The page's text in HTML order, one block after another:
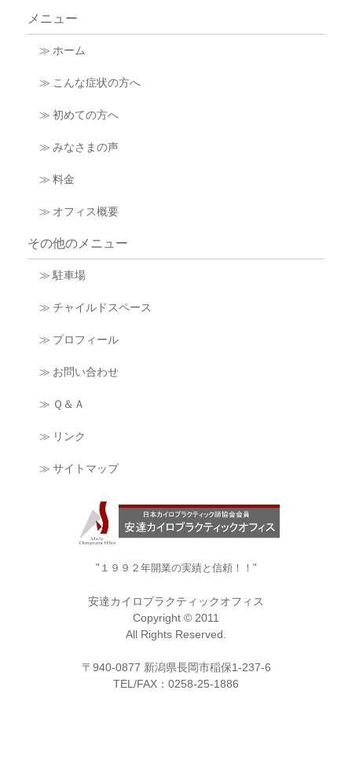
メニュー
≫ ホーム
≫ こんな症状の方へ
≫ 初めての方へ
≫ みなさまの声
≫ 料金
≫ オフィス概要
その他のメニュー
≫ 駐車場
≫ チャイルドスペース
≫ プロフィール
≫ お問い合わせ
≫ Ｑ＆Ａ
≫ リンク
≫ サイトマップ
"１９９２年開業の実績と信頼！！"
安達カイロプラクティックオフィス
Copyright © 2011
All Rights Reserved.
〒940-0877 新潟県長岡市稲保1-237-6
TEL/FAX：0258-25-1886